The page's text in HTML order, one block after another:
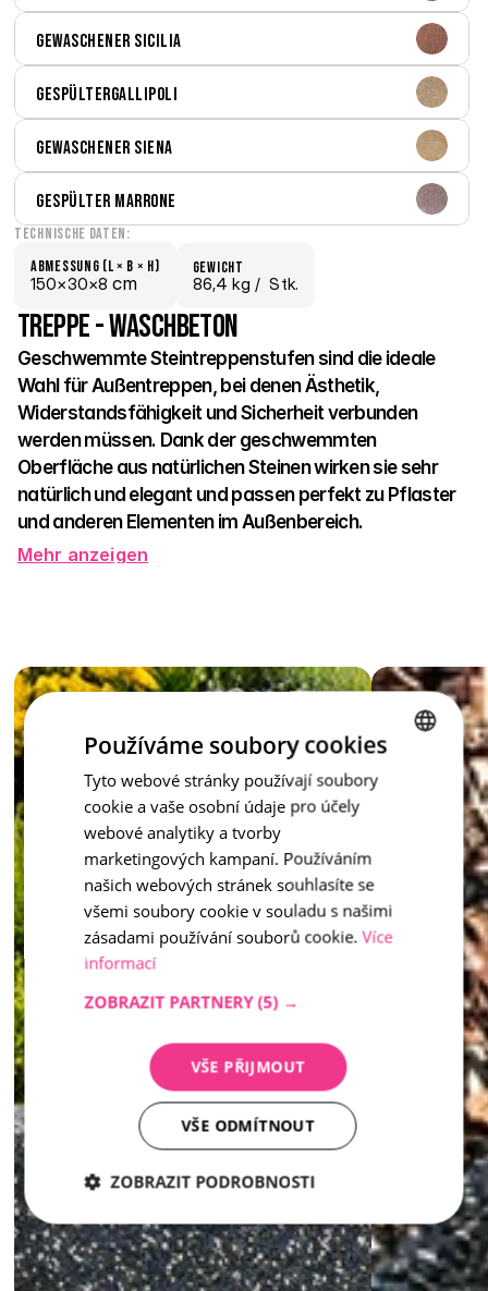
Gewaschener Sicilia
GespülterGallipoli
Gewaschener Siena
Gespülter Marrone
Technische Daten:
Abmessung (L × B × H)
150×30×8 cm
Gewicht
86,4 kg /
  Stk.
Treppe - Waschbeton
Geschwemmte Steintreppenstufen sind die ideale
Wahl für Außentreppen, bei denen Ästhetik,
Widerstandsfähigkeit und Sicherheit verbunden
werden müssen. Dank der geschwemmten
Oberfläche aus natürlichen Steinen wirken sie sehr
natürlich und elegant und passen perfekt zu Pflaster
und anderen Elementen im Außenbereich.
Die rutschfeste Struktur sorgt für sicheren Halt auch bei
Sie eignen sich hervorragend für Eingänge, Terrassen, im
Garten oder um Pools herum.
Die gewaschene Stufe ist nicht nur ein praktisches Element –
sie ist ein stilvolles Zubehör, das das Gesamtbild Ihres
Außenbereichs ergänzt.
Mehr anzeigen
Inspiration - Waschbeton
CZECH
Používáme soubory cookies
Tyto webové stránky používají soubory
cookie a vaše osobní údaje pro účely
webové analytiky a tvorby
marketingových kampaní. Používáním
našich webových stránek souhlasíte se
všemi soubory cookie v souladu s našimi
zásadami používání souborů cookie. Více
informací
ZOBRAZIT PARTNERY (5) →
VŠE PŘIJMOUT
VŠE ODMÍTNOUT
ZOBRAZIT PODROBNOSTI
Nezbytně
nutné
soubory
Analytika Marketing